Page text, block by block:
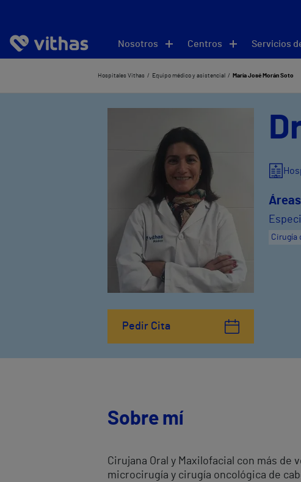
Nosotros Centros Servicios
Hospitales Vithas Equipo médico y asistencial María José Morán Soto
Pedir Cita
Cirugía
Sobre mí
Cirujana Oral y Maxilofacial con más
microcirugía y cirugía oncológica de